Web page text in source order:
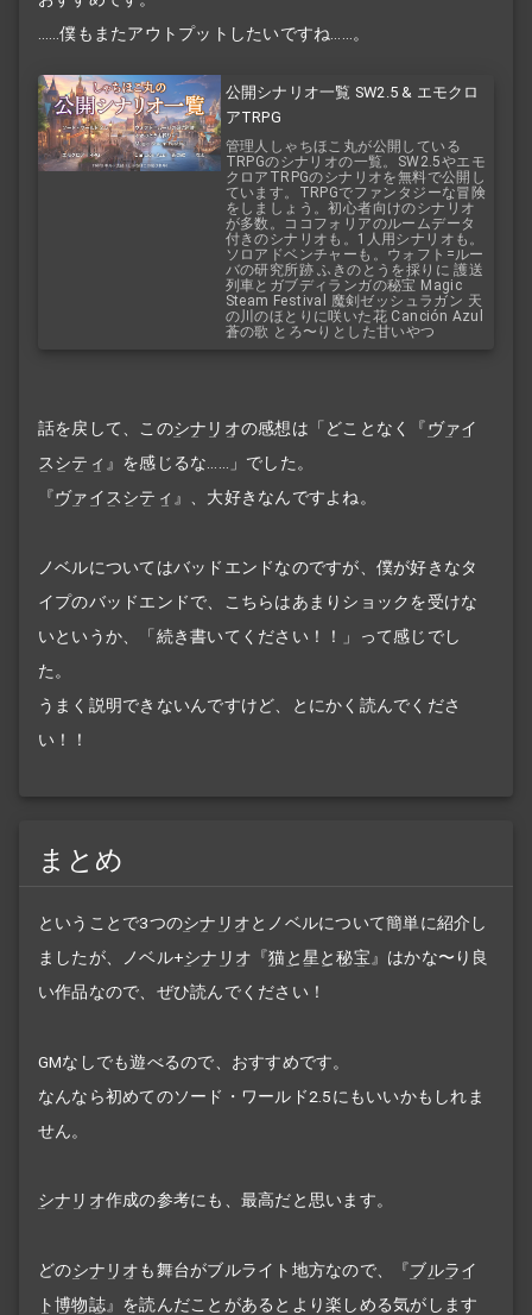
……僕もまたアウトプットしたいですね……。
公開シナリオ一覧 SW2.5 & エモクロ
アTRPG
管理人しゃちほこ丸が公開している
TRPGのシナリオの一覧。SW2.5やエモ
クロアTRPGのシナリオを無料で公開し
ています。TRPGでファンタジーな冒険
をしましょう。初心者向けのシナリオ
が多数。ココフォリアのルームデータ
付きのシナリオも。1人用シナリオも。
ソロアドベンチャーも。ウォフト=ルー
バの研究所跡 ふきのとうを採りに 護送
列車とガブディランガの秘宝 Magic
Steam Festival 魔剣ゼッシュラガン 天
の川のほとりに咲いた花 Canción Azul
蒼の歌 とろ〜りとした甘いやつ
話を戻して、このシナリオの感想は「どことなく『ヴァイ
スシティ 』を感じるな……」でした。
『ヴァイスシティ 』、大好きなんですよね。
ノベルについてはバッドエンドなのですが、僕が好きなタ
イプのバッドエンドで、こちらはあまりショックを受けな
いというか、「続き書いてください！！」って感じでし
た。
うまく説明できないんですけど、とにかく読んでくださ
い！！
まとめ
ということで3つのシナリオとノベルについて簡単に紹介し
ましたが、ノベル+シナリオ 『猫と星と秘宝 』はかな〜り良
い作品なので、ぜひ読んでください！
GMなしでも遊べるので、おすすめです。
なんなら初めてのソード・ワールド2.5にもいいかもしれま
せん。
シナリオ作成の参考にも、最高だと思います。
どのシナリオも舞台がブルライト地方なので、『ブルライ
ト博物誌』を読んだことがあるとより楽しめる気がします